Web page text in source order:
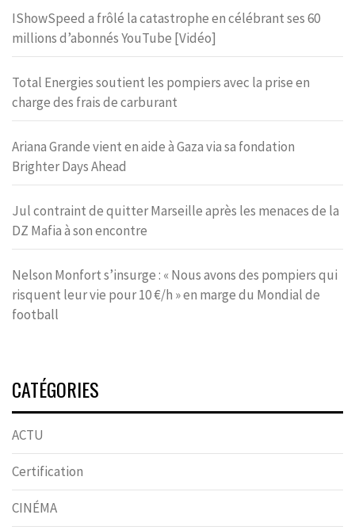
IShowSpeed a frôlé la catastrophe en célébrant ses 60
millions d’abonnés YouTube [Vidéo]
Total Energies soutient les pompiers avec la prise en
charge des frais de carburant
Ariana Grande vient en aide à Gaza via sa fondation
Brighter Days Ahead
Jul contraint de quitter Marseille après les menaces de la
DZ Mafia à son encontre
Nelson Monfort s’insurge : « Nous avons des pompiers qui
risquent leur vie pour 10 €/h » en marge du Mondial de
football
CATÉGORIES
ACTU
Certification
CINÉMA